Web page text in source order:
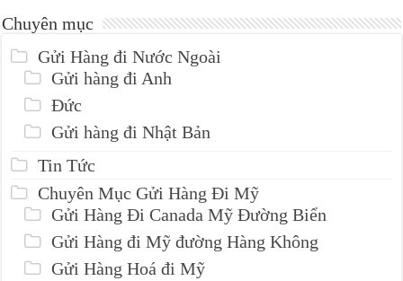
Chuyên mục
Gửi Hàng đi Nước Ngoài
Gửi hàng đi Anh
Đức
Gửi hàng đi Nhật Bản
Tin Tức
Chuyên Mục Gửi Hàng Đi Mỹ
Gửi Hàng Đi Canada Mỹ Đường Biển
Gửi Hàng đi Mỹ đường Hàng Không
Gửi Hàng Hoá đi Mỹ